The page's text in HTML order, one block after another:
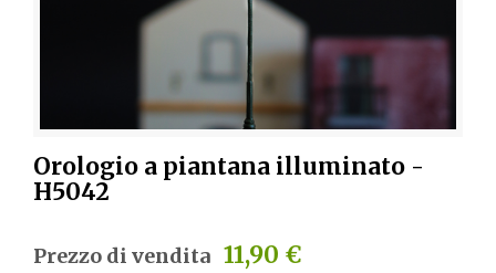
Orologio a piantana illuminato -
H5042
Prezzo di vendita 11,90 €